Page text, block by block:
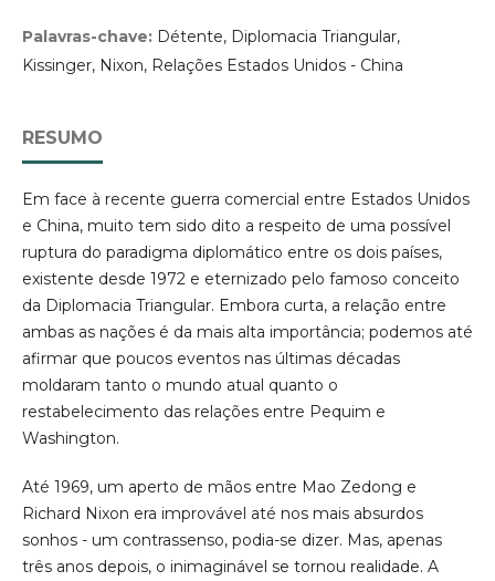
Palavras-chave: Détente, Diplomacia Triangular,
Kissinger, Nixon, Relações Estados Unidos - China
RESUMO
Em face à recente guerra comercial entre Estados Unidos
e China, muito tem sido dito a respeito de uma possível
ruptura do paradigma diplomático entre os dois países,
existente desde 1972 e eternizado pelo famoso conceito
da Diplomacia Triangular. Embora curta, a relação entre
ambas as nações é da mais alta importância; podemos até
afirmar que poucos eventos nas últimas décadas
moldaram tanto o mundo atual quanto o
restabelecimento das relações entre Pequim e
Washington.
Até 1969, um aperto de mãos entre Mao Zedong e
Richard Nixon era improvável até nos mais absurdos
sonhos - um contrassenso, podia-se dizer. Mas, apenas
três anos depois, o inimaginável se tornou realidade. A